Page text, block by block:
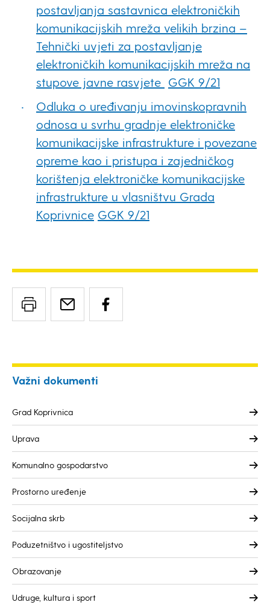
Važni dokumenti
Grad Koprivnica
Uprava
Komunalno gospodarstvo
Prostorno uređenje
Socijalna skrb
Poduzetništvo i ugostiteljstvo
Obrazovanje
Udruge, kultura i sport
postavljanja sastavnica elektroničkih
komunikacijskih mreža velikih brzina –
Tehnički uvjeti za postavljanje
elektroničkih komunikacijskih mreža na
stupove javne rasvjete GGK 9/21
Odluka o uređivanju imovinskopravnih
odnosa u svrhu gradnje elektroničke
komunikacijske infrastrukture i povezane
opreme kao i pristupa i zajedničkog
korištenja elektroničke komunikacijske
infrastrukture u vlasništvu Grada
Koprivnice GGK 9/21